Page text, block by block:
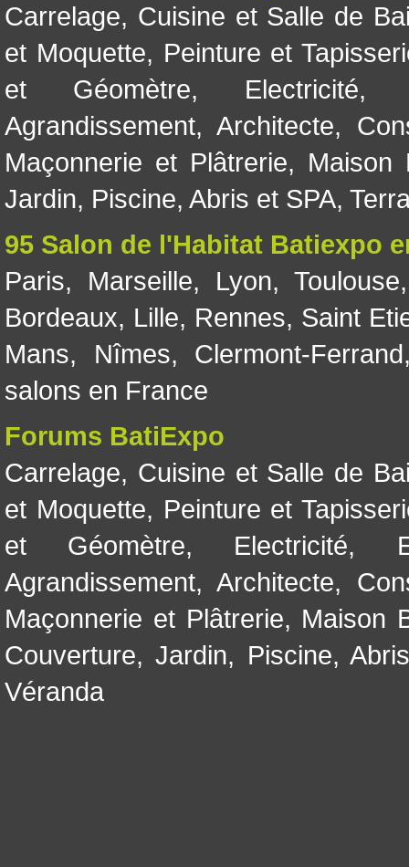
Carrelage, Cuisine et Salle de
et Moquette, Peinture et
et Géomètre, Electricité
Agrandissement, Architecte,
Maçonnerie et Plâtrerie, Maison
Jardin, Piscine, Abris et SPA,
95 Salon de l'Habitat Batiexpo
Paris, Marseille, Lyon, Toulouse
Bordeaux, Lille, Rennes, Saint
Mans, Nîmes, Clermont-Ferrand
salons en France
Forums BatiExpo
Carrelage, Cuisine et Salle de
et Moquette, Peinture et
et Géomètre, Electricité,
Agrandissement, Architecte,
Maçonnerie et Plâtrerie, Maison
Couverture,Jardin, Piscine,
Véranda